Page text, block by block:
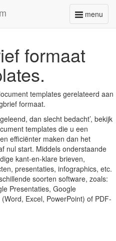
menu
Toggle
formaat
templates gerelateerd aan
formaat.
dan slecht bedacht’, bekijk
templates die u een
efficiënter maken dan het
nul start. Middels onderstaande
kant-en-klare brieven,
presentaties, infographics, etc.
soorten software, zoals:
Presentaties, Google
Excel, PowerPoint) of PDF-